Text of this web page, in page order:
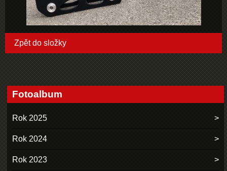
Zpět do složky
Fotoalbum
Rok 2025
Rok 2024
Rok 2023